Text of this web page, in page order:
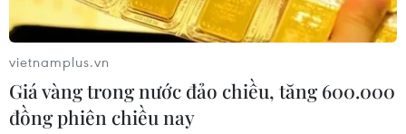
19/06/2021 08:57
Trường Sa luôn hiện diện sâu lắng trong trái tim và tâm
thức mỗi nhà báo, phóng viên, để họ luôn cảm thấy có
trách nhiệm làm tốt hơn công việc của mình, trân trọng
hơn với nghề mà mình đã chọn.
vietnamplus.vn
Giá vàng trong nước đảo chiều, tăng 600.000
đồng phiên chiều nay